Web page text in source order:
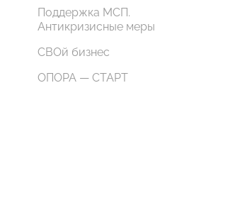
Поддержка МСП.
Антикризисные меры
СВОй бизнес
ОПОРА — СТАРТ